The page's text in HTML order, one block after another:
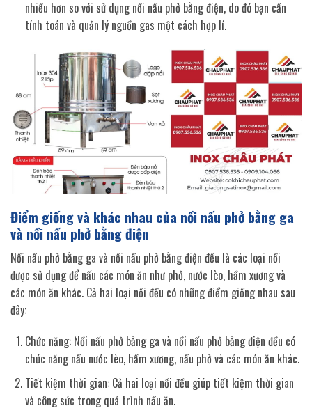
nhiều hơn so với sử dụng nồi nấu phở bằng điện, do đó bạn cần
tính toán và quản lý nguồn gas một cách hợp lí.
Điểm giống và khác nhau của nồi nấu phở bằng ga
và nồi nấu phở bằng điện
Nồi nấu phở bằng ga và nồi nấu phở bằng điện đều là các loại nồi
được sử dụng để nấu các món ăn như phở, nước lèo, hầm xương và
các món ăn khác. Cả hai loại nồi đều có những điểm giống nhau sau
đây:
Chức năng: Nồi nấu phở bằng ga và nồi nấu phở bằng điện đều có
chức năng nấu nước lèo, hầm xương, nấu phở và các món ăn khác.
Tiết kiệm thời gian: Cả hai loại nồi đều giúp tiết kiệm thời gian
và công sức trong quá trình nấu ăn.